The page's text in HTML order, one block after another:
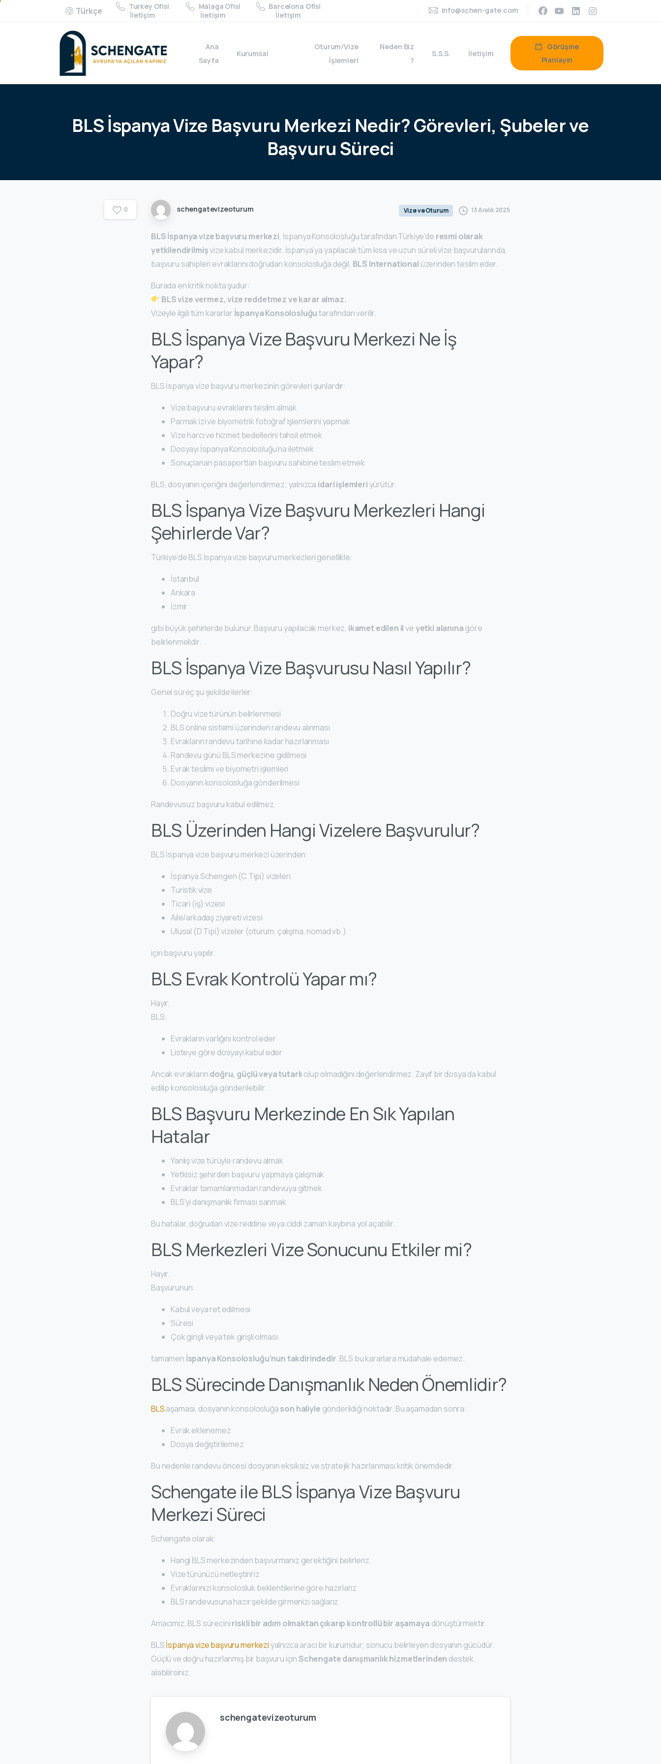
Türkçe
Turkey Ofisi
İletişim
Malaga Ofisi
İletişim
Barcelona Ofisi
İletişim
info@schen-gate.com
Ana
Sayfa
Kurumsal
Oturum/Vize
İşlemleri
Neden Biz
?
S.S.S. İletişim
Görüşme
Planlayın
BLSİspanyaVize Başvuru Merkezi Nedir?Görevleri, Şubelerve
Başvuru Süreci
0 schengatevizeoturum Vize ve Oturum 13 Aralık 2025
BLS İspanya vize başvuru merkezi, İspanya Konsolosluğu tarafından Türkiye’de resmi olarak
yetkilendirilmişvize kabul merkezidir. İspanya’ya yapılacak tüm kısa ve uzun süreli vize başvurularında,
başvuru sahipleri evraklarını doğrudan konsolosluğa değil, BLS International üzerinden teslim eder.
Burada en kritik nokta şudur:
BLS vize vermez, vize reddetmez ve karar almaz.
Vizeyle ilgili tüm kararlar İspanya Konsolosluğutarafından verilir.
BLS İspanya Vize Başvuru Merkezi Ne İş
Yapar?
BLS İspanya vize başvuru merkezinin görevleri şunlardır:
Vize başvuru evraklarını teslim almak
Parmak izi ve biyometrik fotoğraf işlemlerini yapmak
Vize harcı ve hizmet bedellerini tahsil etmek
Dosyayı İspanya Konsolosluğu’na iletmek
Sonuçlanan pasaportları başvuru sahibine teslim etmek
BLS, dosyanın içeriğini değerlendirmez; yalnızca idari işlemleriyürütür.
BLS İspanya Vize Başvuru Merkezleri Hangi
Şehirlerde Var?
Türkiye’de BLS İspanya vize başvuru merkezleri genellikle:
İstanbul
Ankara
İzmir
gibi büyük şehirlerde bulunur. Başvuru yapılacak merkez, ikamet edilen ilveyetki alanınagöre
belirlenmelidir.
BLS İspanya Vize Başvurusu Nasıl Yapılır?
Genel süreç şu şekilde ilerler:
Doğru vize türünün belirlenmesi
BLS online sistemi üzerinden randevu alınması
Evrakların randevu tarihine kadar hazırlanması
Randevu günü BLS merkezine gidilmesi
Evrak teslimi ve biyometri işlemleri
Dosyanın konsolosluğa gönderilmesi
Randevusuz başvuru kabul edilmez.
BLS Üzerinden Hangi Vizelere Başvurulur?
BLS İspanya vize başvuru merkezi üzerinden:
İspanya Schengen (C Tipi) vizeleri
Turistik vize
Ticari (iş) vizesi
Aile/arkadaş ziyareti vizesi
Ulusal (D Tipi) vizeler (oturum, çalışma, nomad vb.)
için başvuru yapılır.
BLS Evrak Kontrolü Yapar mı?
Hayır.
BLS:
Evrakların varlığını kontrol eder
Listeye göre dosyayı kabul eder
Ancak evraklarındoğru, güçlü veya tutarlı olup olmadığını değerlendirmez. Zayıf bir dosya da kabul
edilip konsolosluğa gönderilebilir.
BLS Başvuru Merkezinde En Sık Yapılan
Hatalar
Yanlış vize türüyle randevu almak
Yetkisiz şehirden başvuru yapmaya çalışmak
Evraklar tamamlanmadan randevuya gitmek
BLS’yi danışmanlık firması sanmak
Bu hatalar, doğrudan vize reddine veya ciddi zaman kaybına yol açabilir.
BLS Merkezleri Vize Sonucunu Etkiler mi?
Hayır.
Başvurunun:
Kabul veya ret edilmesi
Süresi
Çok girişli veya tek girişli olması
tamamen İspanya Konsolosluğu’nun takdirindedir. BLS bu kararlara müdahale edemez.
BLS Sürecinde Danışmanlık Neden Önemlidir?
BLSaşaması, dosyanın konsolosluğason haliyle gönderildiği noktadır. Bu aşamadan sonra:
Evrak eklenemez
Dosya değiştirilemez
Bu nedenle randevu öncesi dosyanın eksiksiz ve stratejik hazırlanması kritik önemdedir.
Schengate ile BLS İspanya Vize Başvuru
Merkezi Süreci
Schengate olarak:
Hangi BLS merkezinden başvurmanız gerektiğini belirleriz
Vize türünüzü netleştiririz
Evraklarınızı konsolosluk beklentilerine göre hazırlarız
BLS randevusuna hazır şekilde girmenizi sağlarız
Amacımız, BLS süreciniriskli bir adım olmaktan çıkarıp kontrollü bir aşamaya dönüştürmektir.
BLSİspanya vize başvuru merkeziyalnızca aracı bir kurumdur; sonucu belirleyen dosyanın gücüdür.
Güçlü ve doğru hazırlanmış bir başvuru için Schengate danışmanlık hizmetlerinden destek
alabilirsiniz.
schengatevizeoturum